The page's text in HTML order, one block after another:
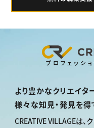
プロフェッシ
より豊かなクリエイタ
様々な知見・発見を得
CREATIVE VILLAGEは、